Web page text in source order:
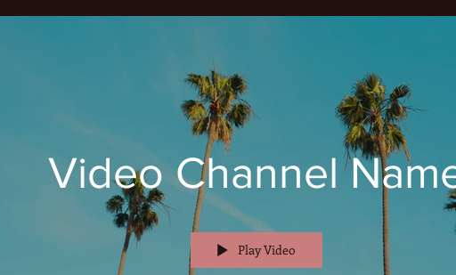
Video Channel
Play Video